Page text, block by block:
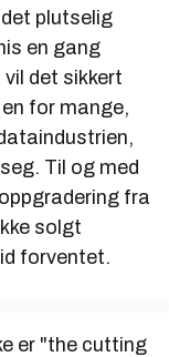
plutselig
en gang
det sikkert
for mange,
Til og med
fra
solgt
forventet.
er "the cutting